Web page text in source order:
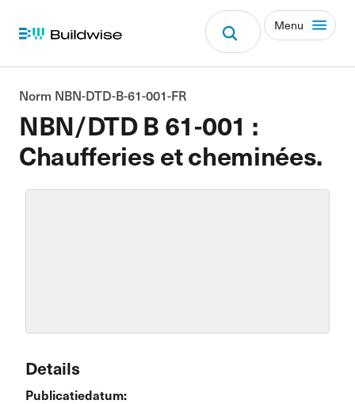
Menu
NBN/DTD B 61-001 :
Chaufferies et cheminées.
Norm NBN-DTD-B-61-001-FR
Details
Publicatiedatum: